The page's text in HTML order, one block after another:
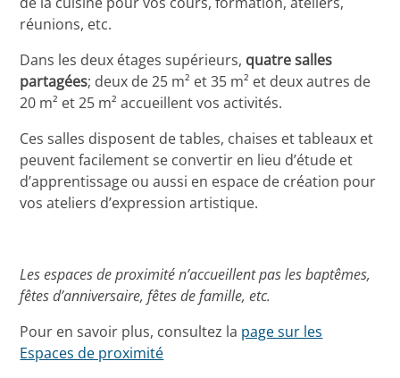
réunions, etc.
Dans les deux étages supérieurs, quatresalles
partagées; deux de 25 m² et 35 m² et deux autres de
20 m² et 25 m² accueillent vos activités.
Ces salles disposent de tables, chaises et tableaux et
peuvent facilement se convertir en lieu d’étude et
d’apprentissage ou aussi en espace de création pour
vos ateliers d’expression artistique.
Les espaces de proximité n’accueillent pas les baptêmes,
fêtes d’anniversaire, fêtes de famille, etc.
Pour en savoir plus, consultez la page sur les
Espaces de proximité